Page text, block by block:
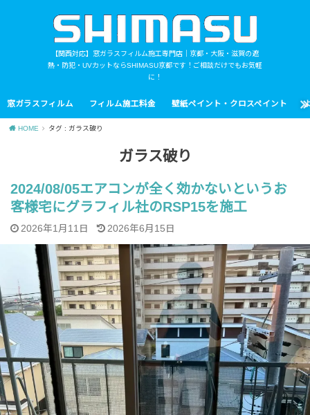
【関西対応】窓ガラスフィルム施工専門店｜京都・大阪・滋賀の遮
熱・防犯・UVカットならSHIMASU京都です！ご相談だけでもお気軽
に！
窓ガラスフィルム フィルム施工料金 壁紙ペイント・クロスペイント
HOME タグ : ガラス破り
ガラス破り
2024/08/05エアコンが全く効かないというお
客様宅にグラフィル社のRSP15を施工
2026年1月11日 2026年6月15日